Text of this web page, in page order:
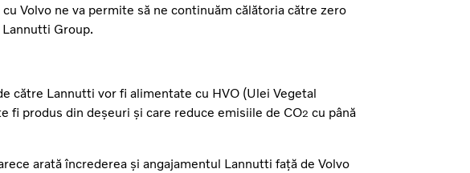
Volvo ne va permite să ne continuăm călătoria către zero
Group.
către Lannutti vor fi alimentate cu HVO (Ulei Vegetal
fi produs din deșeuri și care reduce emisiile de CO2 cu până
arată încrederea și angajamentul Lannutti față de Volvo